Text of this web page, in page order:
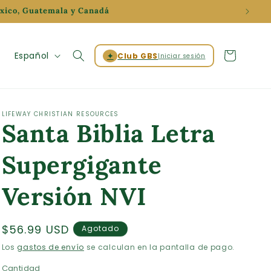
Guatemala y Canadá
o
m
a
Español ✦ Club GBS Iniciar sesión
Iniciar
sesión
Carrito
LIFEWAY CHRISTIAN RESOURCES
Santa Biblia Letra
Supergigante
Versión NVI
Precio
habitual
$56.99 USD
Agotado
Losgastos de envío se calculan en la pantalla de pago.
Cantidad